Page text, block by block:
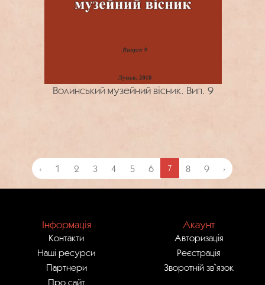
Волинський музейний вісник. Вип. 9
‹ 1 2 3 4 5 6 7 8 9 ›
Інформація
Контакти
Наші ресурси
Партнери
Про сайт
Акаунт
Авторизація
Реєстрація
Зворотній зв`язок